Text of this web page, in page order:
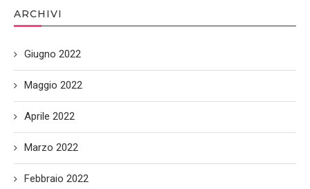
ARCHIVI
Giugno 2022
Maggio 2022
Aprile 2022
Marzo 2022
Febbraio 2022